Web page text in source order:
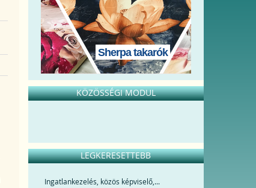
Sherpa takarók
KÖZÖSSÉGI MODUL
LEGKERESETTEBB
Ingatlankezelés, közös képviselő,...